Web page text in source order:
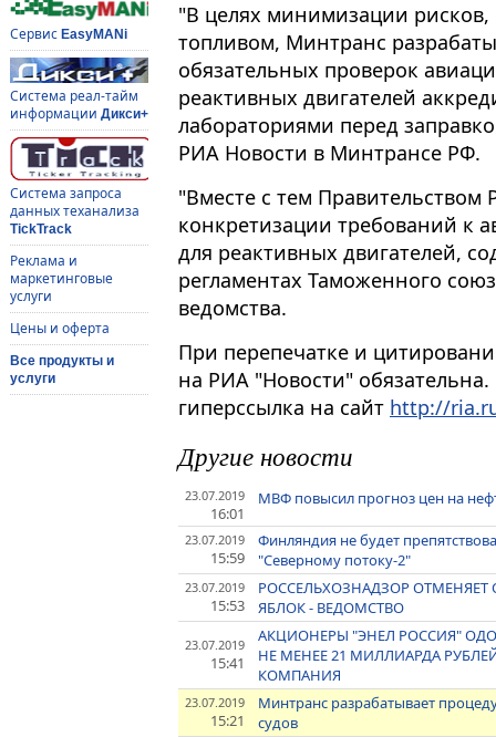
Сервис EasyMANi
Система реал-тайм
информации Дикси+
Система запроса
данных теханализа
TickTrack
Реклама и
маркетинговые
услуги
Цены и оферта
Все продукты и
услуги
"В целях минимизации
топливом, Минтранс
обязательных проверок
реактивных двигателей
лабораториями перед
РИА Новости в Минтрансе РФ.
"Вместе с тем
конкретизации требований к
для реактивных двигателей,
регламентах Таможенного
ведомства.
При перепечатке и
на РИА "Новости"
гиперссылка на сайт http://
Другие новости
23.07.2019
16:01
МВФ повысил прогноз цен на
23.07.2019
15:59
Финляндия не будет
"Северному потоку-2"
23.07.2019
15:53
РОССЕЛЬХОЗНАДЗОР ОТМЕНЯЕТ
ЯБЛОК - ВЕДОМСТВО
23.07.2019
15:41
АКЦИОНЕРЫ "ЭНЕЛ РОССИЯ"
НЕ МЕНЕЕ 21 МИЛЛИАРДА
КОМПАНИЯ
23.07.2019
15:21
Минтранс разрабатывает
судов